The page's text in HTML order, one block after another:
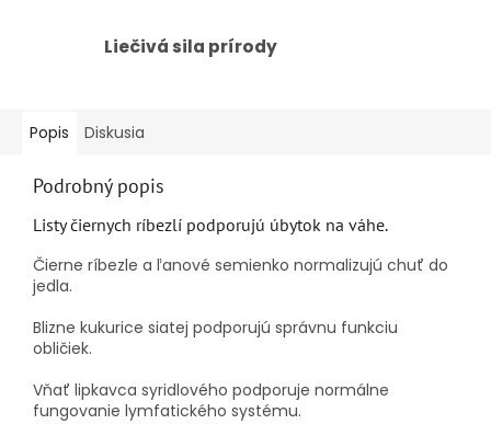
Liečivá sila prírody
Popis Diskusia
Podrobný popis
Listy čiernych ríbezlí podporujú úbytok na váhe.
Čierne ríbezle a ľanové semienko normalizujú chuť do
jedla.
Blizne kukurice siatej podporujú správnu funkciu
obličiek.
Vňať lipkavca syridlového podporuje normálne
fungovanie lymfatického systému.